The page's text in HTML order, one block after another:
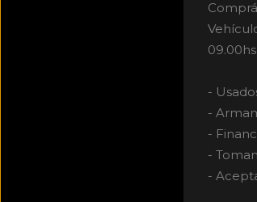
09.00hs
-
-
-
-
-